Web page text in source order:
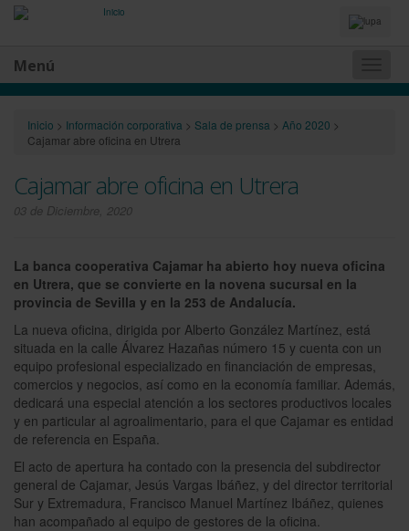
Idiomas
y
Menú
Inicio > Información corporativa > Sala de prensa > Año 2020 >
Cajamar abre oficina en Utrera
Cajamar abre oficina en Utrera
03 de Diciembre, 2020
La banca cooperativa Cajamar ha abierto hoy nueva oficina
en Utrera, que se convierte en la novena sucursal en la
provincia de Sevilla y en la 253 de Andalucía.
La nueva oficina, dirigida por Alberto González Martínez, está
situada en la calle Álvarez Hazañas número 15 y cuenta con un
equipo profesional especializado en financiación de empresas,
comercios y negocios, así como en la economía familiar. Además,
dedicará una especial atención a los sectores productivos locales
y en particular al agroalimentario, para el que Cajamar es entidad
de referencia en España.
El acto de apertura ha contado con la presencia del subdirector
general de Cajamar, Jesús Vargas Ibáñez, y del director territorial
Sur y Extremadura, Francisco Manuel Martínez Ibáñez, quienes
han acompañado al equipo de gestores de la oficina.